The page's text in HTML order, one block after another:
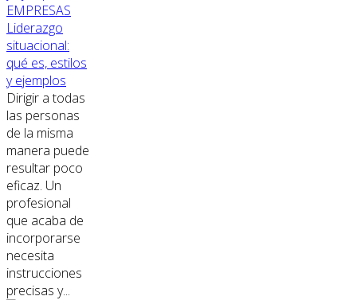
EMPRESAS
Liderazgo
situacional:
qué es, estilos
y ejemplos
Dirigir a todas
las personas
de la misma
manera puede
resultar poco
eficaz. Un
profesional
que acaba de
incorporarse
necesita
instrucciones
precisas y...